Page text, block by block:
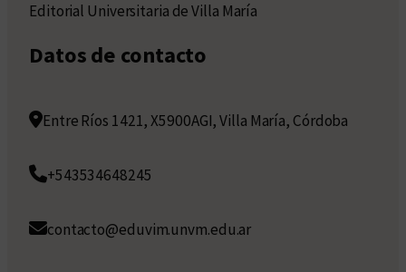
Editorial Universitaria de Villa María
Datos de contacto
Entre Ríos 1421, X5900AGI, Villa María, Córdoba
+543534648245
contacto@eduvim.unvm.edu.ar